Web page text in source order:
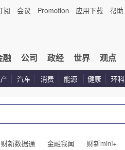
阅 会议 Promotion 应用下载 帮助
融 公司 政经 世界 观点
汽车 消费 能源 健康 环科
财新数据通 金融我闻 财新mini+